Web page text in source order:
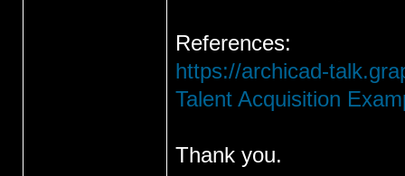
References:
https://archicad-
Talent Acquisition
Thank you.